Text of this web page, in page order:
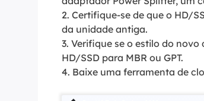
2. Certifique-se de que o HD/
da unidade antiga.
3. Verifique se o estilo do
HD/SSD para MBR ou GPT.
4. Baixe uma ferramenta de